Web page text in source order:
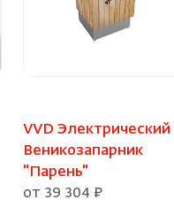
VVD Электрический
Веникозапарник
"Парень"
от 39 304 ₽